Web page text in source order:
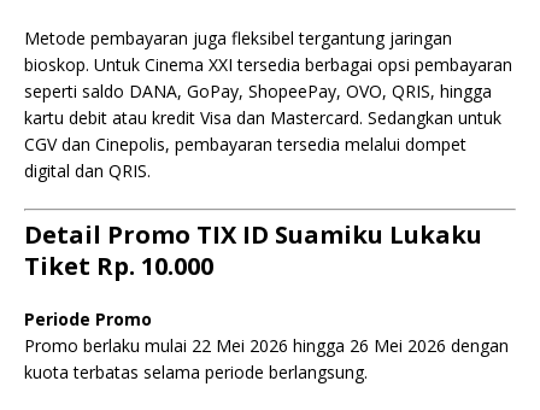
Metode pembayaran juga fleksibel tergantung jaringan
bioskop. Untuk Cinema XXI tersedia berbagai opsi pembayaran
seperti saldo DANA, GoPay, ShopeePay, OVO, QRIS, hingga
kartu debit atau kredit Visa dan Mastercard. Sedangkan untuk
CGV dan Cinepolis, pembayaran tersedia melalui dompet
digital dan QRIS.
Detail Promo TIX ID Suamiku Lukaku
Tiket Rp. 10.000
Periode Promo
Promo berlaku mulai 22 Mei 2026 hingga 26 Mei 2026 dengan
kuota terbatas selama periode berlangsung.